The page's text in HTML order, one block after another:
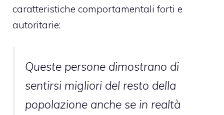
caratteristiche comportamentali forti e
autoritarie:
Queste persone dimostrano di
sentirsi migliori del resto della
popolazione anche se in realtà